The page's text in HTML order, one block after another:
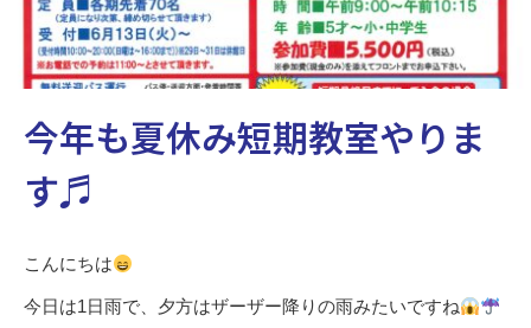
今年も夏休み短期教室やりま
す♬
こんにちは
今日は1日雨で、夕方はザーザー降りの雨みたいですね